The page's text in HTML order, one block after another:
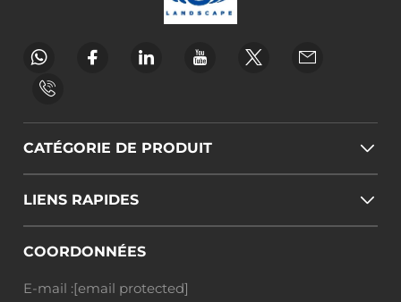
CATÉGORIE DE PRODUIT
LIENS RAPIDES
COORDONNÉES
E-mail :[email protected]